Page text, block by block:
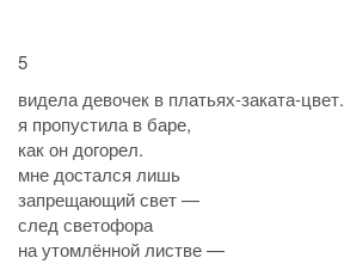
5
видела девочек в платьях-заката-цвет.
я пропустила в баре,
как он догорел.
мне достался лишь
запрещающий свет —
след светофора
на утомлённой листве —